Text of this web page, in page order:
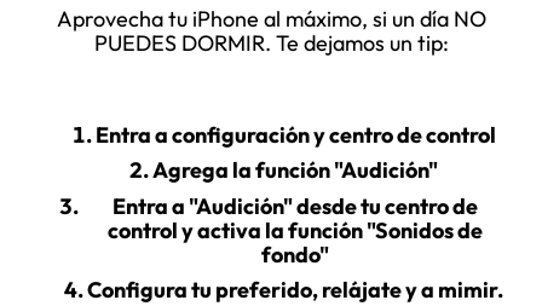
Aprovecha tu iPhone al máximo, si un día NO
PUEDES DORMIR. Te dejamos un tip:
Entra a configuración y centro de control
Agrega la función "Audición"
Entra a "Audición" desde tu centro de
control y activa la función "Sonidos de
fondo"
Configura tu preferido, relájate y a mimir.